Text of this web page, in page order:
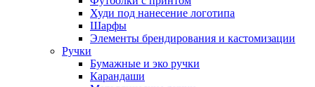
Худи под нанесение логотипа
Шарфы
Элементы брендирования и кастомизации
Ручки
Бумажные и эко ручки
Карандаши